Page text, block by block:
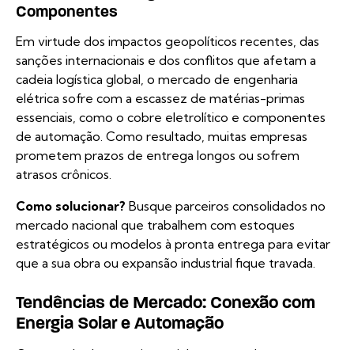
Componentes
Em virtude dos impactos geopolíticos recentes, das
sanções internacionais e dos conflitos que afetam a
cadeia logística global, o mercado de engenharia
elétrica sofre com a escassez de matérias-primas
essenciais, como o cobre eletrolítico e componentes
de automação. Como resultado, muitas empresas
prometem prazos de entrega longos ou sofrem
atrasos crônicos.
Como solucionar? Busque parceiros consolidados no
mercado nacional que trabalhem com estoques
estratégicos ou modelos à pronta entrega para evitar
que a sua obra ou expansão industrial fique travada.
Tendências de Mercado: Conexão com
Energia Solar e Automação